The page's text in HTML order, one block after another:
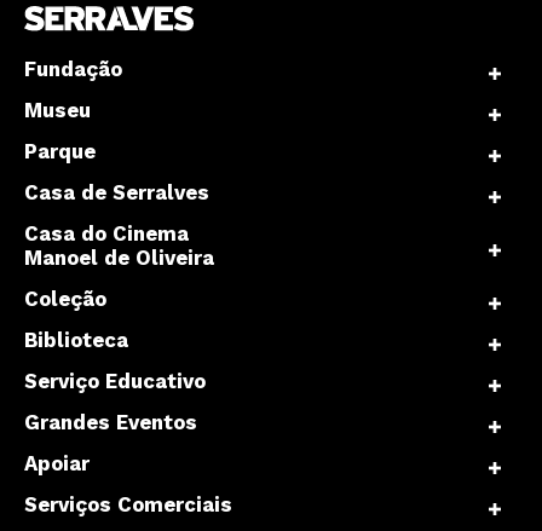
Fundação
Museu
Parque
Casa de Serralves
Casa do Cinema
Manoel de Oliveira
Coleção
Biblioteca
Serviço Educativo
Grandes Eventos
Apoiar
Serviços Comerciais